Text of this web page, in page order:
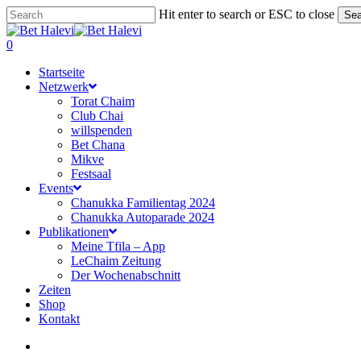
Skip
to
main
Hit enter to search or ESC to close
Close
Search
search
0
Startseite
Netzwerk
Torat Chaim
Club Chai
willspenden
Bet Chana
Mikve
Festsaal
Events
Chanukka Familientag 2024
Chanukka Autoparade 2024
Publikationen
Meine Tfila – App
LeChaim Zeitung
Der Wochenabschnitt
Zeiten
Shop
Kontakt